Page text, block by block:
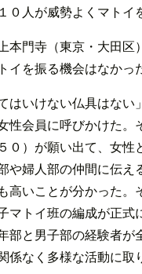
人が威勢よくマトイ
本門寺（東京・大田区
を振る機会はなかっ
はいけない仏具はない
性会員に呼びかけた。
）が願い出て、女性
や婦人部の仲間に伝え
高いことが分かった。
マトイ班の編成が正式
部と男子部の経験者が
係なく多様な活動に取